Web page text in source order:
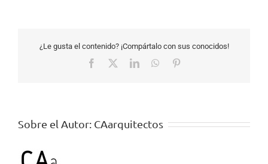
¿Le gusta el contenido? ¡Compártalo con sus conocidos!
Facebook LinkedInWhatsApp
Sobre el Autor: CAarquitectos